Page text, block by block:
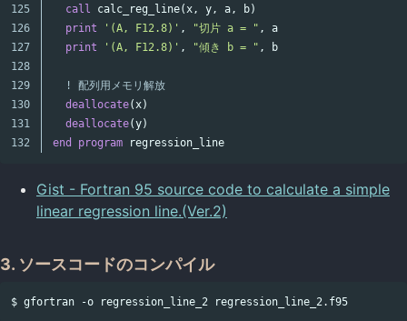
125
126
127
128
129
130
131
call
calc_reg_line(x, y, a, b)
print
'(A, F12.8)' , "切片 a = " ,
a
print
'(A, F12.8)' , "傾き b = " , b
! 配列用メモリ解放
deallocate(x)
deallocate(y)
end
program regression_line
Gist - Fortran 95 source code to calculate a simple
linear regression line.(Ver.2)
3. ソースコードのコンパイル